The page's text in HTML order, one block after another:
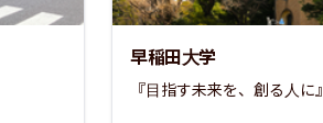
早稲田大学
『目指す未来を、創る人に』